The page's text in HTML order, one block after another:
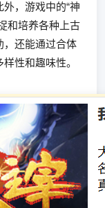
，游戏中的“神
和培养各种上古
，还能通过合体
性和趣味性。